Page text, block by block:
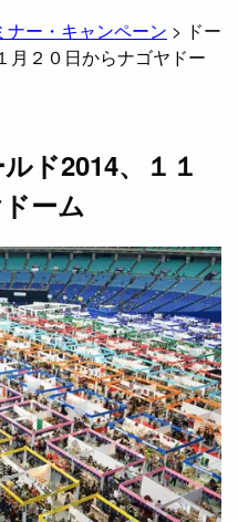
ナー・キャンペーン > ドー
月２０日からナゴヤドー
ド2014、１１
ーム